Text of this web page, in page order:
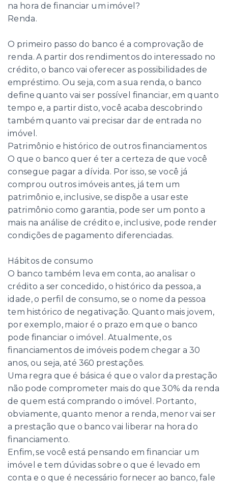
na hora de financiar um imóvel?
Renda.
O primeiro passo do banco é a comprovação de
renda. A partir dos rendimentos do interessado no
crédito, o banco vai oferecer as possibilidades de
empréstimo. Ou seja, com a sua renda, o banco
define quanto vai ser possível financiar, em quanto
tempo e, a partir disto, você acaba descobrindo
também quanto vai precisar dar de entrada no
imóvel.
Patrimônio e histórico de outros financiamentos
O que o banco quer é ter a certeza de que você
consegue pagar a dívida. Por isso, se você já
comprou outros imóveis antes, já tem um
patrimônio e, inclusive, se dispõe a usar este
patrimônio como garantia, pode ser um ponto a
mais na análise de crédito e, inclusive, pode render
condições de pagamento diferenciadas.
Hábitos de consumo
O banco também leva em conta, ao analisar o
crédito a ser concedido, o histórico da pessoa, a
idade, o perfil de consumo, se o nome da pessoa
tem histórico de negativação. Quanto mais jovem,
por exemplo, maior é o prazo em que o banco
pode financiar o imóvel. Atualmente, os
financiamentos de imóveis podem chegar a 30
anos, ou seja, até 360 prestações.
Uma regra que é básica é que o valor da prestação
não pode comprometer mais do que 30% da renda
de quem está comprando o imóvel. Portanto,
obviamente, quanto menor a renda, menor vai ser
a prestação que o banco vai liberar na hora do
financiamento.
Enfim, se você está pensando em financiar um
imóvel e tem dúvidas sobre o que é levado em
conta e o que é necessário fornecer ao banco, fale